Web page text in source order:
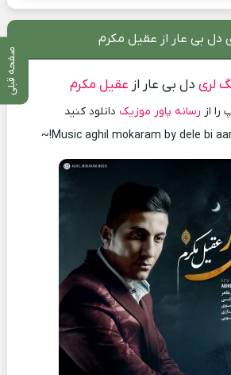
دل بی عار از عقیل مکرم
لری دل بی عار از عقیل مکرم
از رسانه پاور موزیک دانلود کنید
Music aghil mokaram by dele bi
صفحه قبلی